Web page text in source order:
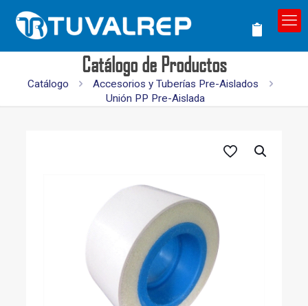
Catálogo de Productos
Catálogo
Accesorios y Tuberías Pre-Aislados
Unión PP Pre-Aislada